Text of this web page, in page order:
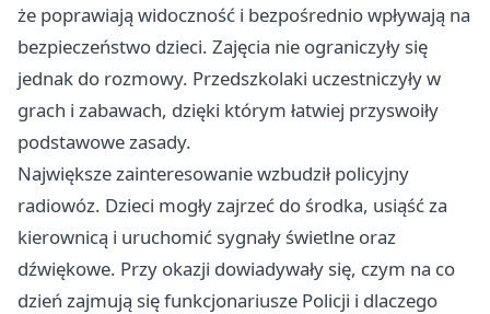
że poprawiają widoczność i bezpośrednio wpływają na
bezpieczeństwo dzieci. Zajęcia nie ograniczyły się
jednak do rozmowy. Przedszkolaki uczestniczyły w
grach i zabawach, dzięki którym łatwiej przyswoiły
podstawowe zasady.
Największe zainteresowanie wzbudził policyjny
radiowóz. Dzieci mogły zajrzeć do środka, usiąść za
kierownicą i uruchomić sygnały świetlne oraz
dźwiękowe. Przy okazji dowiadywały się, czym na co
dzień zajmują się funkcjonariusze Policji i dlaczego